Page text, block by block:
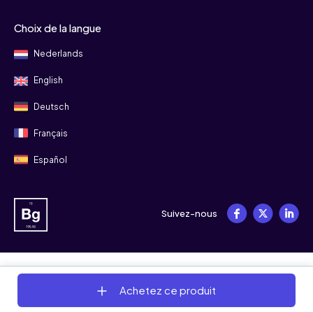
Choix de la langue
Nederlands
English
Deutsch
Français
Español
Suivez-nous
© 2008 - 2026 Bitgild
Confidentialité
Achetez ce produit